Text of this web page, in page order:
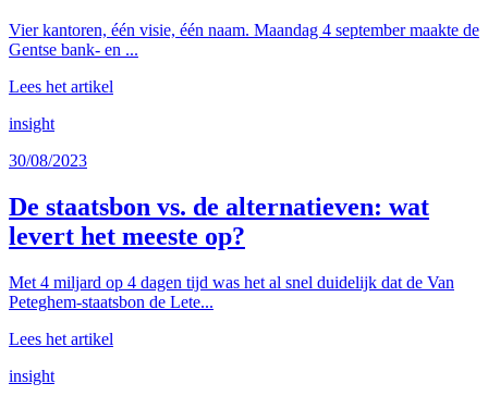
Vier kantoren, één visie, één naam. Maandag 4 september maakte de
Gentse bank- en ...
Lees het artikel
insight
30/08/2023
De staatsbon vs. de alternatieven: wat
levert het meeste op?
Met 4 miljard op 4 dagen tijd was het al snel duidelijk dat de Van
Peteghem-staatsbon de Lete...
Lees het artikel
insight